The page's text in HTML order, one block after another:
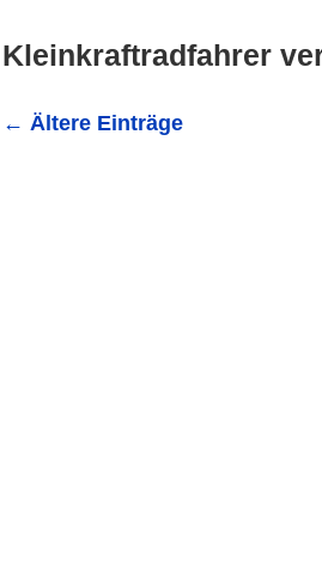
Kleinkraftradfahrer
← Ältere Einträge